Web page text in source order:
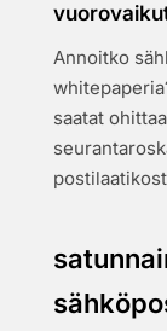
Annoitko
saatat